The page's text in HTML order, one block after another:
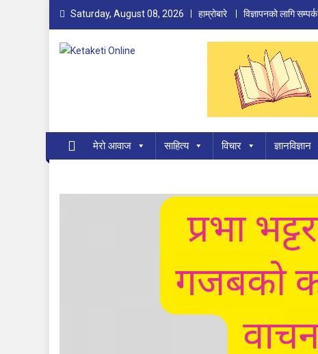
content
Saturday, August 08, 2026 हाम्रोबारे विज्ञापनको लागि सम्पर्क
मेरो आवाज साहित्य विचार ज्ञानविज्ञान